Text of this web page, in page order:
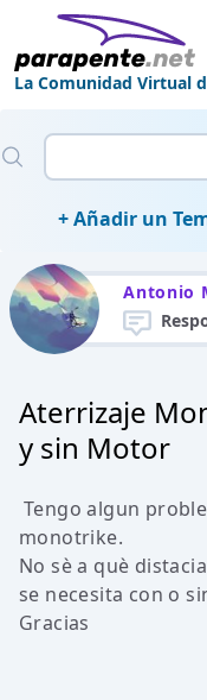
La Comunidad Virtual
+ Añadir un
Antonio
Aterrizaje
y sin Motor
Tengo algun
monotrike.
No sè a què
se necesita con o
Gracias